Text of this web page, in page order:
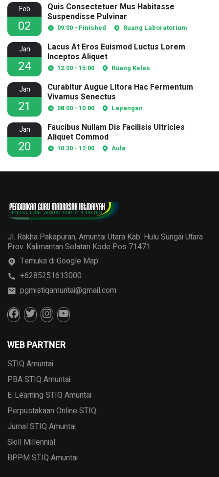
Feb
02
Quis Consectetuer Mus Habitasse
Suspendisse Pulvinar
09:00 - Finished Ruang Laboratorium
Jan
24
Lacus At Eros Euismod Luctus Lorem
Inceptos Aliquet
12:00 - 15:00 Ruang Kelas
Jan
21
Curabitur Augue Litora Hac Fermentum
Vivamus Senectus
08:00 - 10:00 Lapangan
Jan
20
Faucibus Nullam Dis Facilisis Ultricies
Aliquet Commod
10:30 - 12:00 Aula
Jl. Rakha Pakapuran, Amuntai Utara Kab. Hulu Sungai Utara
Prov. Kalimantan Selatan Kode Pos 71471
Temuka di Google Map
+6285251613000
pgmistiqamuntai@gmail.com
WEB PARTNER
STIQ Amuntai
PBA STIQ Amuntai
E-Learning STIQ Amuntai
Perpustakaan Online STIQ
Jurnal STIQ Amuntai
Skill Millennial
BPPM STIQ Amuntai